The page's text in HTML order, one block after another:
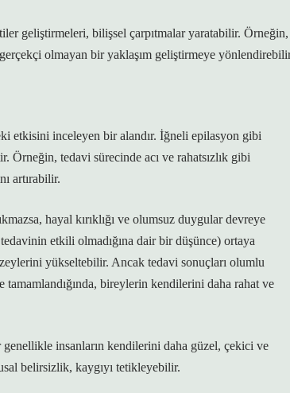
geliştirmeleri, bilişsel çarpıtmalar yaratabilir. Örneğin,
olmayan bir yaklaşım geliştirmeye
etkisini inceleyen bir alandır. İğneli epilasyon gibi
Örneğin, tedavi sürecinde acı ve rahatsızlık gibi
artırabilir.
hayal kırıklığı ve olumsuz duygular devreye
etkili olmadığına dair bir düşünce) ortaya
yükseltebilir. Ancak tedavi sonuçları olumlu
bireylerin kendilerini daha rahat ve
insanların kendilerini daha güzel, çekici ve
belirsizlik, kaygıyı tetikleyebilir.